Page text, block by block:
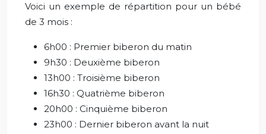
Voici un exemple de répartition pour un bébé
de 3 mois :
6h00 : Premier biberon du matin
9h30 : Deuxième biberon
13h00 : Troisième biberon
16h30 : Quatrième biberon
20h00 : Cinquième biberon
23h00 : Dernier biberon avant la nuit